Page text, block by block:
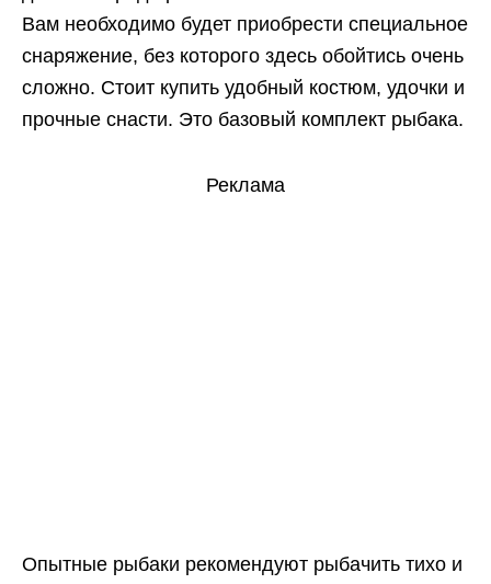
Вам необходимо будет приобрести специальное
снаряжение, без которого здесь обойтись очень
сложно. Стоит купить удобный костюм, удочки и
прочные снасти. Это базовый комплект рыбака.
Реклама
Опытные рыбаки рекомендуют рыбачить тихо и